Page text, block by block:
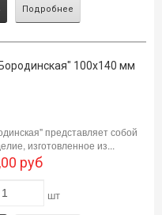
Подробнее
100х140 мм
представляет собой
изготовленное из...
руб
шт